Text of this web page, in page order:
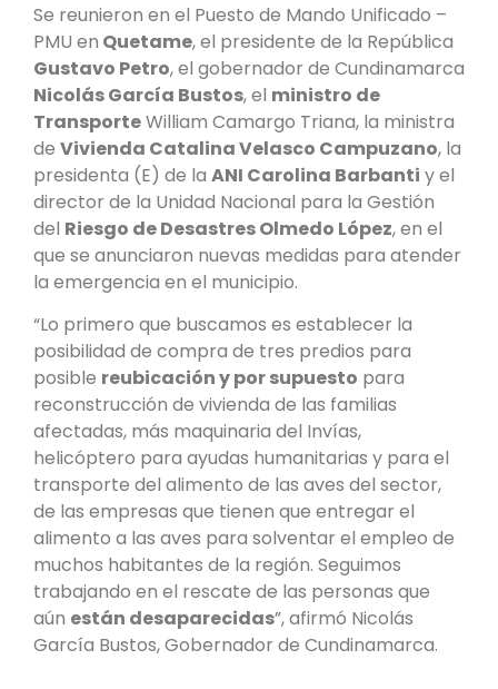
Se reunieron en el Puesto de Mando Unificado –
PMU en Quetame, el presidente de la República
Gustavo Petro, el gobernador de Cundinamarca
Nicolás García Bustos, el ministro de
TransporteWilliam Camargo Triana, la ministra
de Vivienda Catalina Velasco Campuzano, la
presidenta (E) de la ANI Carolina Barbanti y el
director de la Unidad Nacional para la Gestión
del Riesgo de Desastres Olmedo López, en el
que se anunciaron nuevas medidas para atender
la emergencia en el municipio.
“Lo primero que buscamos es establecer la
posibilidad de compra de tres predios para
posible reubicación y por supuesto para
reconstrucción de vivienda de las familias
afectadas, más maquinaria del Invías,
helicóptero para ayudas humanitarias y para el
transporte del alimento de las aves del sector,
de las empresas que tienen que entregar el
alimento a las aves para solventar el empleo de
muchos habitantes de la región. Seguimos
trabajando en el rescate de las personas que
aún están desaparecidas”, afirmó Nicolás
García Bustos, Gobernador de Cundinamarca.